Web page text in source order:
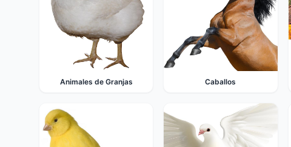
Animales de Granjas Caballos